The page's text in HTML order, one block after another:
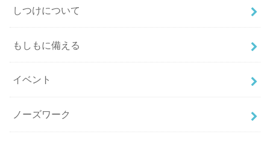
しつけについて
もしもに備える
イベント
ノーズワーク